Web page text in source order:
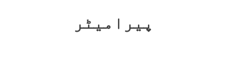
پیرامیٹر